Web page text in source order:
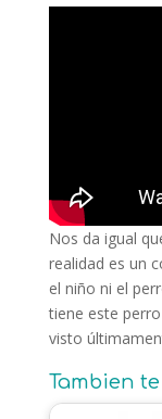
Nos da igual
realidad es un
el niño ni el
tiene este
visto
Tambien